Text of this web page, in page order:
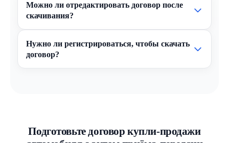
Можно ли отредактировать договор после
скачивания?
Нужно ли регистрироваться, чтобы скачать
договор?
Подготовьте договор купли-продажи